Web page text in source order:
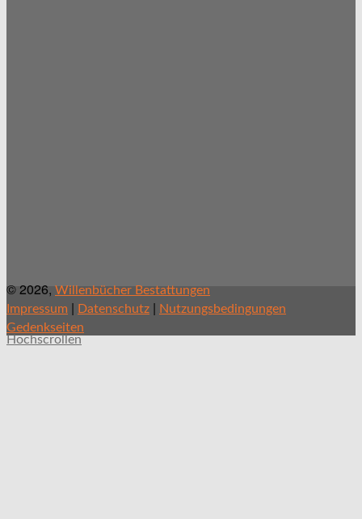
© 2026, Willenbücher Bestattungen
Impressum | Datenschutz | Nutzungsbedingungen
Gedenkseiten
Hochscrollen